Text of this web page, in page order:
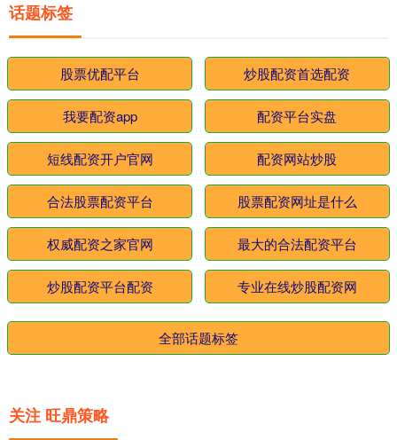
话题标签
股票优配平台 炒股配资首选配资
我要配资app 配资平台实盘
短线配资开户官网 配资网站炒股
合法股票配资平台 股票配资网址是什么
权威配资之家官网 最大的合法配资平台
炒股配资平台配资 专业在线炒股配资网
全部话题标签
关注 旺鼎策略